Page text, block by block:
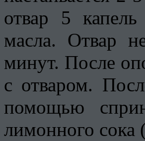
отвар 5 капель
масла. Отвар
минут. После
с отваром.
помощью
лимонного сока